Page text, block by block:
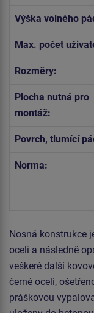
Výška volného
Max. počet
Rozměry:
Plocha nutná pro
montáž:
Povrch, tlumící
Norma:
Nosná konstrukce
oceli a následně
veškeré další
černé oceli,
práškovou